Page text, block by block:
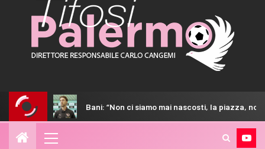
Bani: “Non ci siamo mai nascosti, la piazza, noi e la società